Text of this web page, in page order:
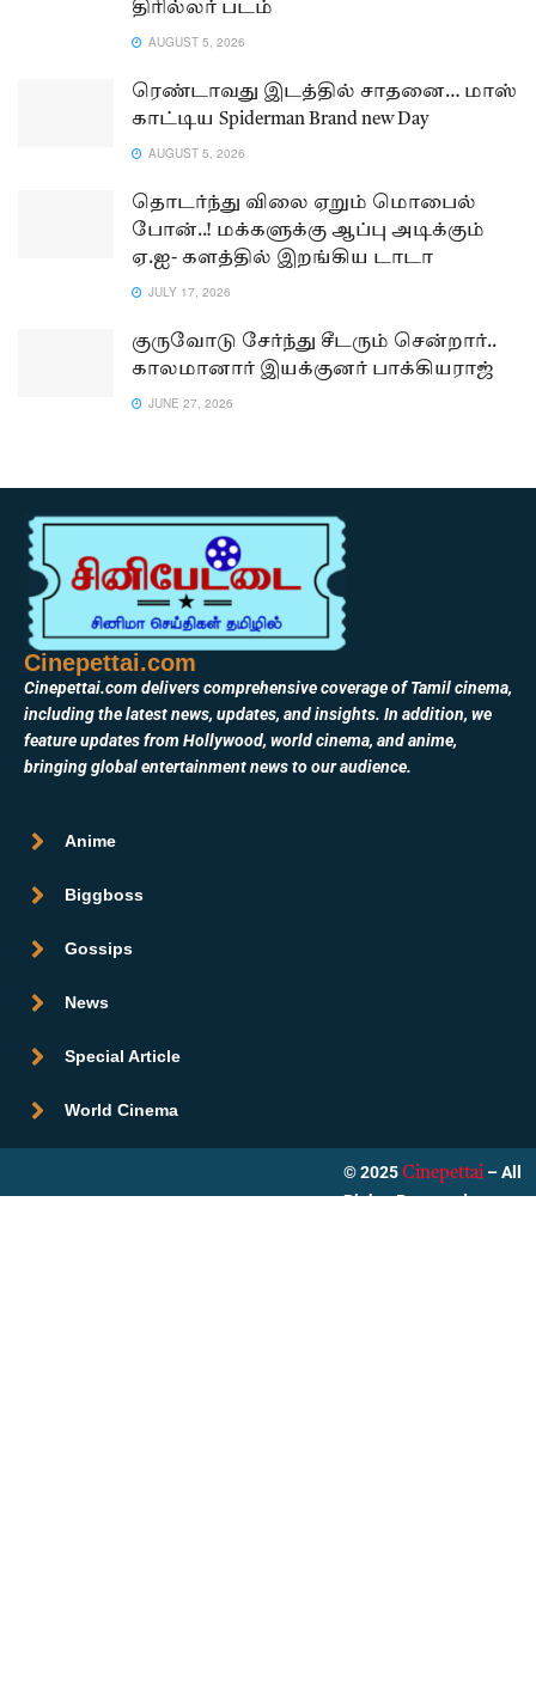
திரில்லர் படம்
AUGUST 5, 2026
ரெண்டாவது இடத்தில் சாதனை… மாஸ்
காட்டிய Spiderman Brand new Day
AUGUST 5, 2026
தொடர்ந்து விலை ஏறும் மொபைல்
போன்..! மக்களுக்கு ஆப்பு அடிக்கும்
ஏ.ஐ- களத்தில் இறங்கிய டாடா
JULY 17, 2026
குருவோடு சேர்ந்து சீடரும் சென்றார்..
காலமானார் இயக்குனர் பாக்கியராஜ்
JUNE 27, 2026
Cinepettai.com
Cinepettai.com delivers comprehensive coverage of Tamil cinema,
including the latest news, updates, and insights. In addition, we
feature updates from Hollywood, world cinema, and anime,
bringing global entertainment news to our audience.
Anime
Biggboss
Gossips
News
Special Article
World Cinema
© 2025 Cinepettai – All
Rights Reserved